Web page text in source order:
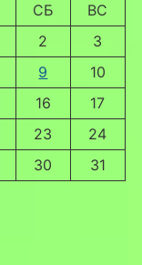
СБ
ВС
2
3
9
10
16
17
23
24
30 31